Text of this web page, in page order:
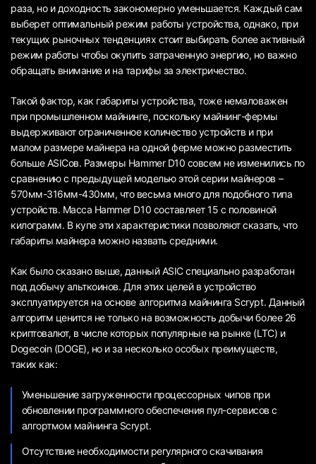
раза, но и доходность закономерно уменьшается. Каждый сам
выберет оптимальный режим работы устройства, однако, при
текущих рыночных тенденциях стоит выбирать более активный
режим работы чтобы окупить затраченную энергию, но важно
обращать внимание и на тарифы за электричество.
Такой фактор, как габариты устройства, тоже немаловажен
при промышленном майнинге, поскольку майнинг-фермы
выдерживают ограниченное количество устройств и при
малом размере майнера на одной ферме можно разместить
больше ASICов. Размеры Hammer D10 совсем не изменились по
сравнению с предыдущей моделью этой серии майнеров –
570мм-316мм-430мм, что весьма много для подобного типа
устройств. Масса Hammer D10 составляет 15 с половиной
килограмм. В купе эти характеристики позволяют сказать, что
габариты майнера можно назвать средними.
Как было сказано выше, данный ASIC специально разработан
под добычу альткоинов. Для этих целей в устройство
эксплуатируется на основе алгоритма майнинга Scrypt. Данный
алгоритм ценится не только на возможность добычи более 26
криптовалют, в числе которых популярные на рынке (LTC) и
Dogecoin (DOGE), но и за несколько особых преимуществ,
таких как:
Уменьшение загруженности процессорных чипов при
обновлении программного обеспечения пул-сервисов с
алгортмом майнинга Scrypt.
Отсутствие необходимости регулярного скачивания